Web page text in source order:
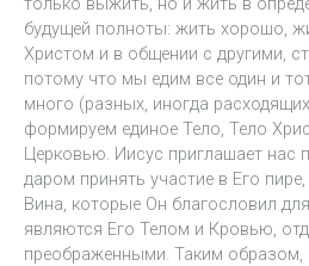
будущей полноты: жить хорошо,
Христом и в общении с другими,
потому что мы едим все один и
много (разных, иногда
формируем единое Тело, Тело
Церковью. Иисус приглашает нас
даром принять участие в Его
Вина, которые Он благословил
являются Его Телом и Кровью,
преображенными. Таким образом,